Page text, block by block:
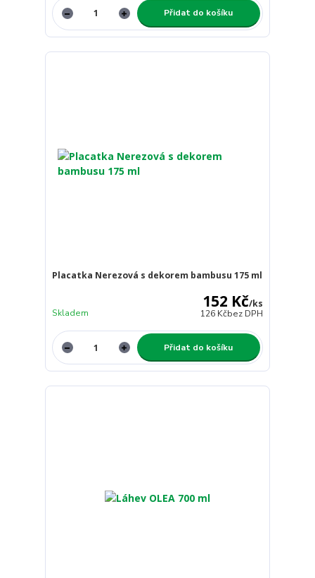
Přidat do košíku
Placatka Nerezová s dekorem bambusu 175 ml
152 Kč/ks
126 Kčbez DPH
Skladem
Přidat do košíku